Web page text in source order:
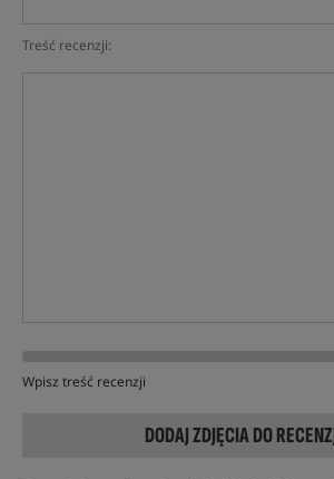
Treść recenzji:
Wpisz treść recenzji
DODAJ ZDJĘCIA DO